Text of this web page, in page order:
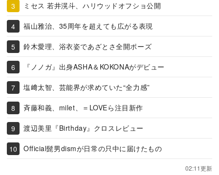
ミセス 若井滉斗、ハリウッドオフショ公開
福山雅治、35周年を超えても広がる表現
鈴木愛理、浴衣姿であざとさ全開ポーズ
『ノノガ』出身ASHA＆KOKONAがデビュー
塩﨑太智、芸能界が求めていた“全力感”
斉藤和義、milet、＝LOVEら注目新作
渡辺美里『Birthday』クロスレビュー
Official髭男dismが日常の只中に届けたもの
02:11更新